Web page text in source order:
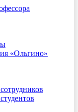
«Ольгино»